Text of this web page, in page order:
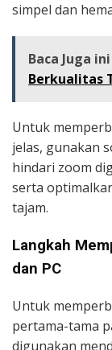
simpel dan
Baca Juga ini
Berkualitas
Untuk
jelas, gunakan
hindari zoom
serta
tajam.
Langkah
dan PC
Untuk
pertama-tama
digunakan